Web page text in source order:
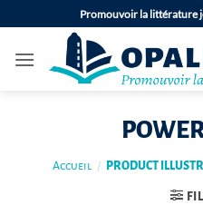
au
contenu
Promouvoir la littérature
Accueil / PRODUCT